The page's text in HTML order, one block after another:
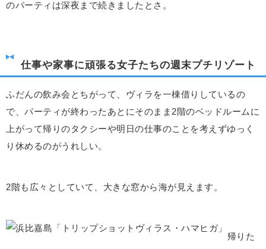
のパーティは深夜まで続きましたとさ。
仕事や家事に頑張る女子たちの週末プチリゾート
ふだんの飲み会とちがって、ヴィラを一棟借りしているの
で、パーティが終わったあとにそのまま2階のベッドルームに
上がって帰りのタクシーや明日の仕事のことを考えずゆっく
り休めるのがうれしい。
2階も広々としていて、大きな窓から海が見えます。
帰りた